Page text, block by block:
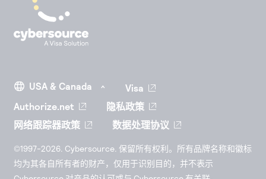
Visa
Authorize.net
隐私政策
网络跟踪器政策
数据处理协议
©1997-2026. Cybersource. 保留所有权利。所有品牌名称和徽标
均为其各自所有者的财产，仅用于识别目的，并不表示